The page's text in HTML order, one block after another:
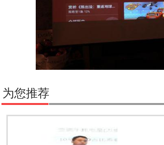
为您推荐